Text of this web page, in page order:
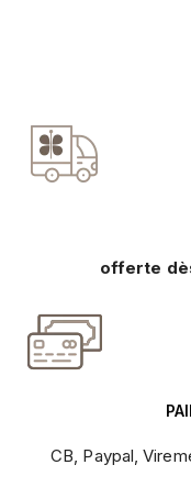
offerte
CB, Paypal,